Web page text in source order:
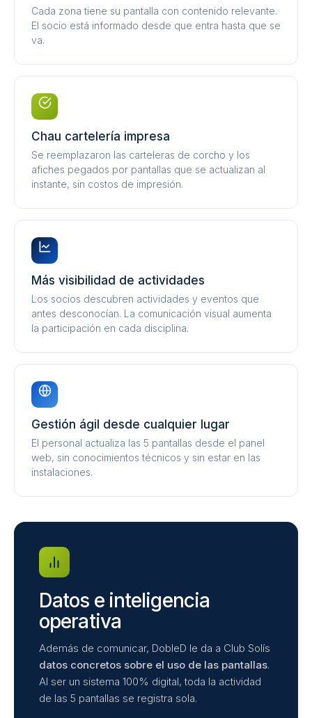
Cada zona tiene su pantalla con contenido relevante.
El socio está informado desde que entra hasta que se
va.
Chau cartelería impresa
Se reemplazaron las carteleras de corcho y los
afiches pegados por pantallas que se actualizan al
instante, sin costos de impresión.
Más visibilidad de actividades
Los socios descubren actividades y eventos que
antes desconocían. La comunicación visual aumenta
la participación en cada disciplina.
Gestión ágil desde cualquier lugar
El personal actualiza las 5 pantallas desde el panel
web, sin conocimientos técnicos y sin estar en las
instalaciones.
Datos e inteligencia
operativa
Además de comunicar, DobleD le da a Club Solís
datos concretos sobre el uso de las pantallas.
Al ser un sistema 100% digital, toda la actividad
de las 5 pantallas se registra sola.